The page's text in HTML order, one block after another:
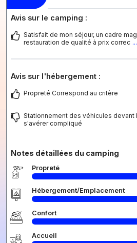
Avis sur le camping :
Satisfait de mon séjour, un cadre
restauration de qualité à prix correc
Avis sur l'hébergement :
Propreté Correspond au critère
Stationnement des véhicules devant
s'avérer compliqué
Notes détaillées du camping
Propreté
Hébergement/Emplacement
Confort
Accueil